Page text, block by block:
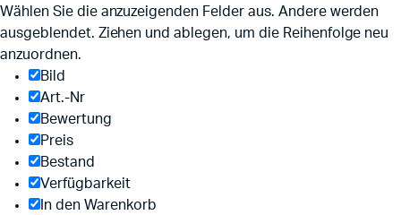
Wählen Sie die anzuzeigenden Felder aus. Andere werden
ausgeblendet. Ziehen und ablegen, um die Reihenfolge neu
anzuordnen.
Bild
Art.-Nr
Bewertung
Preis
Bestand
Verfügbarkeit
In den Warenkorb